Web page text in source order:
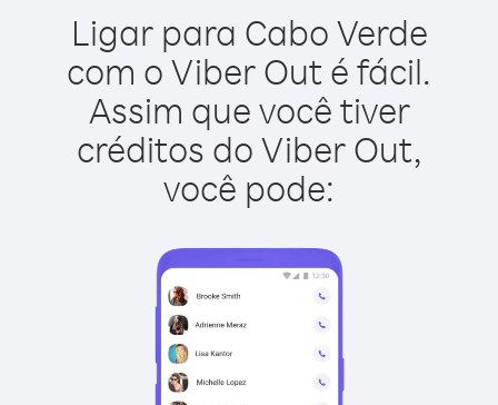
Ligar para Cabo Verde
com o Viber Out é fácil.
Assim que você tiver
créditos do Viber Out,
você pode: